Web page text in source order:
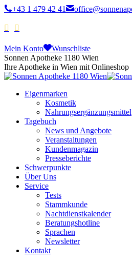
+43 1 479 42 41
Mein Konto
Wunschliste
Sonnen Apotheke 1180 Wien
Ihre Apotheke in Wien mit Onlineshop
Eigenmarken
Kosmetik
Nahrungsergänzungsmittel
Tagebuch
News und Angebote
Veranstaltungen
Kundenmagazin
Presseberichte
Schwerpunkte
Über Uns
Service
Tests
Stammkunde
Nachtdienstkalender
Beratungshotline
Sprachen
Newsletter
Kontakt